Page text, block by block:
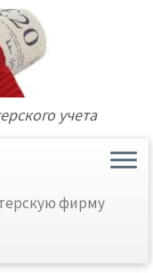
учета
фирму
»Контакты